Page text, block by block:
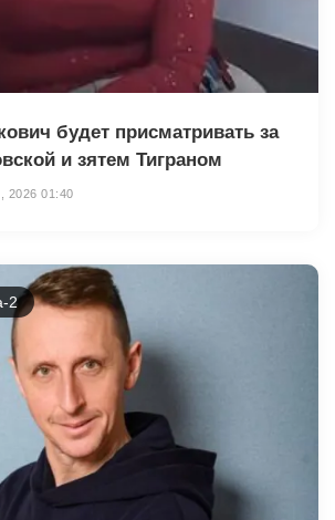
будет присматривать за
и зятем Тиграном
2026 01:40
2